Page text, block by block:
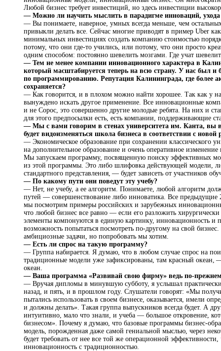
Любой бизнес требует инвестиций, но здесь инвестиции
— Можно ли научить мыслить в парадигме инноваций, ухода
— Вы понимаете, наверное, умных всегда меньше, чем
привыкли делать все. Сейчас многие приводят в пример Uber
минимальных инвестициях создать компанию стоимостью
потому, что они где-то учились, или потому, что они просто
одним способом: постоянно шевелить мозгами. Где учат
— Тем не менее компании инновационного характера в
который масштабируется теперь на всю страну. У нас был
по программированию. Репутация Калининграда, где более
сохраняется?
— Как говорится, и в плохом можно найти хорошее. Так как у
вынуждено искать другое применение. Все инновационные
и не Сорос, это совершенно другие молодые ребята. На них и
для этого предпосылки есть, есть компании, поддерживающие
— Мы с вами говорим в стенах университета им. Канта, вы
будет видоизменяться школа бизнеса в соответствии с
— Экономическое образование при сохранении классического
на дополнительное образование и очень оперативное
Мы запускаем программу, посвященную поиску эффективных
из этой программы. Это либо шлифовка действующей модели,
стандартного представления, — будет зависеть от участников
— По какому пути они поведут эту учебу?
— Нет, не учебу, а ее алгоритм. Понимаете, любой алгоритм
путей — совершенствование либо инноватика. Все
мы посмотрим примеры российских и зарубежных
что любой бизнес все равно — если его разложить
элементы компонуются в единую картинку, инновационность и
возможность попытаться посмотреть по-другому на свой
амбициозные задачи, но попробовать мы хотим.
— Есть ли спрос на такую программу?
— Группа набирается. Я думаю, что в любом случае спрос на
традиционные модели уже зафиксированы, там красный
океан.
— Ваша программа «Развивай свою фирму» ведь по-
— Вручая дипломы в минувшую субботу, я услышал
назад, и пять, и в прошлом году. Слушатели говорят: «Мы
пытались использовать в своем бизнесе, оказывается, имели
и должны делать». Такая группа выпускников всегда будет. А
интуитивно, мало что знали, и учеба — большое откровение,
бизнесом». Почему я думаю, что базовые программы бизнес-
модель, порожденная даже самой гениальной мыслью, через
будет требовать от нее все той же операционной
инновационность с традиционностью.